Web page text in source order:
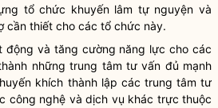
tổ chức khuyến lâm tự nguyện và
cần thiết cho các tổ chức này.
động và tăng cường năng lực cho các
những trung tâm tư vấn đủ mạnh
khích thành lập các trung tâm tư
công nghệ và dịch vụ khác trực thuộc